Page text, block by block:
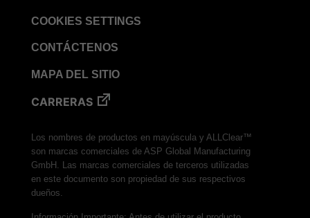
COOKIES SETTINGS
CONTÁCTENOS
MAPA DEL SITIO
CARRERAS
Los nombres de productos en mayúscula y ALLClear™
son marcas comerciales de ASP Global Manufacturing
GmbH. Las marcas comerciales de terceros utilizadas
en este documento son propiedad de sus respectivos
dueños.